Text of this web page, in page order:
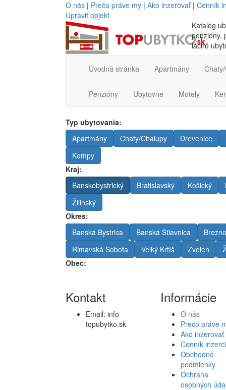
O nás | Prečo práve my | Ako inzerovať| Cenník
Upraviť objekt
Katalóg
penzióny,
lacné
Úvodná stránka Apartmány
Penzióny Ubytovne Motely
Typ ubytovania:
Apartmány
Chaty/Chalupy Drevenice
Kempy
Kraj:
Banskobystrický
Bratislavský Košický
Žilinský
Okres:
Banská Bystrica
Banská Štiavnica
Brezno
Rimavská Sobota
Veľký Krtíš Zvolen
Obec:
Kontakt
Email: info
topubytko.sk
Informácie
O nás
Prečo práve
Ako inzerovať
Cenník
Obchodné
podmienky
Ochrana
osobných